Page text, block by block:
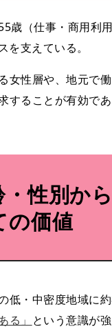
歳（仕事・商用利
を支えている。
女性層や、地元で
することが有効であ
性別か
の価値
低・中密度地域に
る」 という意識が